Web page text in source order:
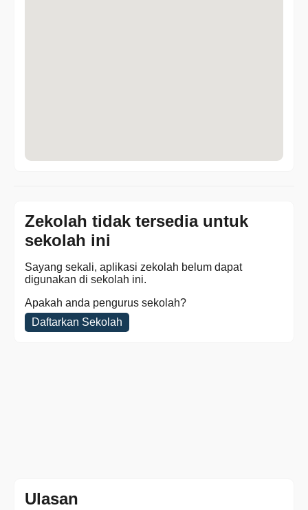
Zekolah tidak tersedia untuk
sekolah ini
Sayang sekali, aplikasi zekolah belum dapat
digunakan di sekolah ini.
Apakah anda pengurus sekolah?
Daftarkan Sekolah
Ulasan